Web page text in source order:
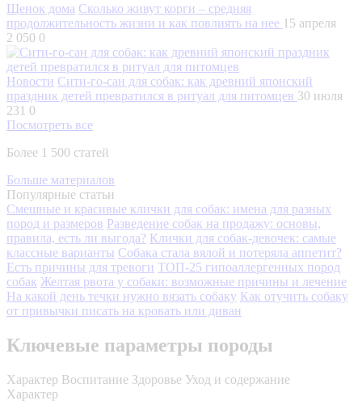
Щенок дома Сколько живут корги – средняя
продолжительность жизни и как повлиять на нее 15 апреля
2 050 0
Новости Сити-го-сан для собак: как древний японский
праздник детей превратился в ритуал для питомцев 30 июля
231 0
Посмотреть все
Более 1 500 статей
Больше материалов
Популярные статьи
Смешные и красивые клички для собак: имена для разных
пород и размеров Разведение собак на продажу: основы,
правила, есть ли выгода? Клички для собак-девочек: самые
классные варианты Собака стала вялой и потеряла аппетит?
Есть причины для тревоги ТОП-25 гипоаллергенных пород
собак Желтая рвота у собаки: возможные причины и лечение
На какой день течки нужно вязать собаку Как отучить собаку
от привычки писать на кровать или диван
Ключевые параметры породы
Характер Воспитание Здоровье Уход и содержание
Характер